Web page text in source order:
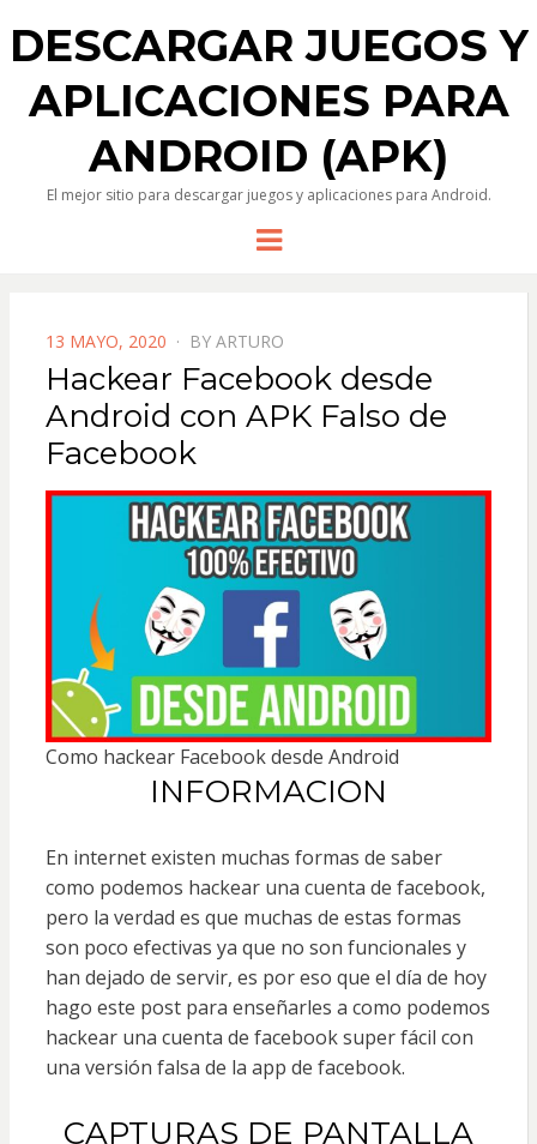
DESCARGAR JUEGOS Y
APLICACIONES PARA
ANDROID (APK)
El mejor sitio para descargar juegos y aplicaciones para Android.
Menu
POSTED
ON
13 MAYO, 2020 BY ARTURO
Hackear Facebook desde
Android con APK Falso de
Facebook
Como hackear Facebook desde Android
INFORMACION
En internet existen muchas formas de saber
como podemos hackear una cuenta de facebook,
pero la verdad es que muchas de estas formas
son poco efectivas ya que no son funcionales y
han dejado de servir, es por eso que el día de hoy
hago este post para enseñarles a como podemos
hackear una cuenta de facebook super fácil con
una versión falsa de la app de facebook.
CAPTURAS DE PANTALLA